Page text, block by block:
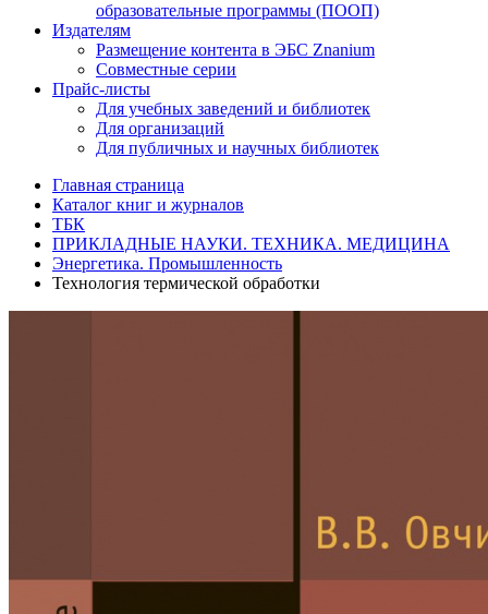
образовательные программы (ПООП)
Издателям
Размещение контента в ЭБС Znanium
Совместные серии
Прайс-листы
Для учебных заведений и библиотек
Для организаций
Для публичных и научных библиотек
Главная страница
Каталог книг и журналов
ТБК
ПРИКЛАДНЫЕ НАУКИ. ТЕХНИКА. МЕДИЦИНА
Энергетика. Промышленность
Технология термической обработки